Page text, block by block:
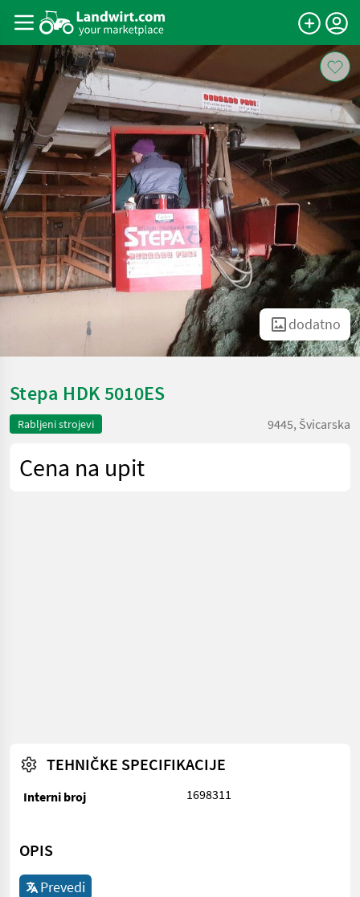
dodatno
Stepa HDK 5010ES
Rabljeni strojevi 9445, Švicarska
Cena na upit
TEHNIČKE SPECIFIKACIJE
Interni broj 1698311
OPIS
Prevedi